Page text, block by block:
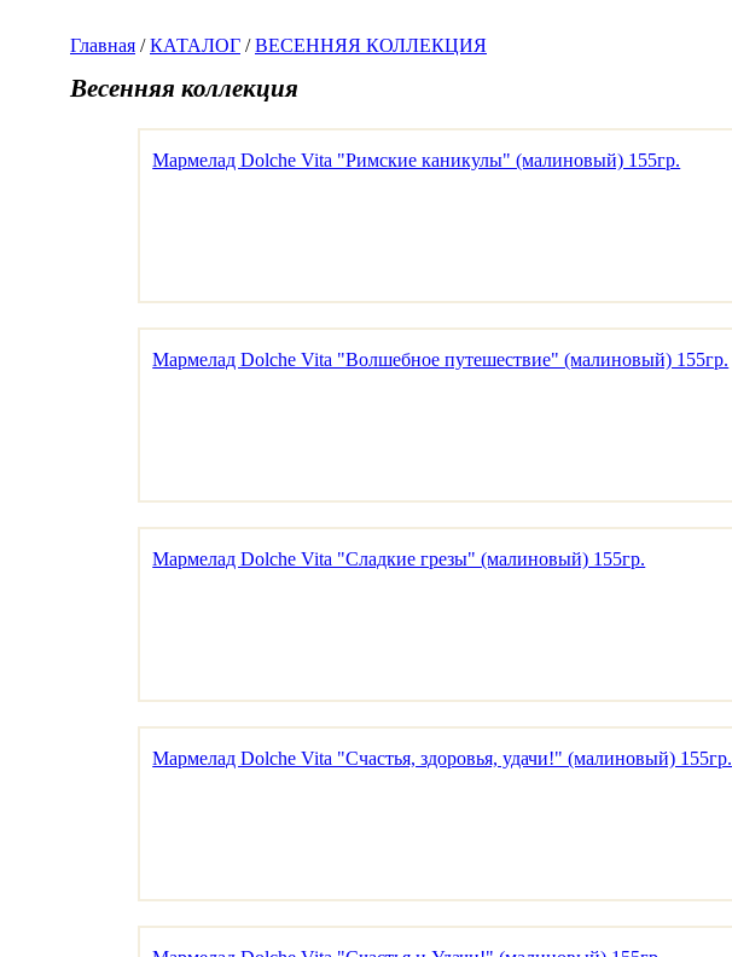
Главная /КАТАЛОГ /ВЕСЕННЯЯ КОЛЛЕКЦИЯ
Весенняя коллекция
Мармелад Dolche Vita "Римские каникулы" (малиновый) 155гр.
Мармелад Dolche Vita "Волшебное путешествие" (малиновый) 155гр.
Мармелад Dolche Vita "Сладкие грезы" (малиновый) 155гр.
Мармелад Dolche Vita "Счастья, здоровья, удачи!" (малиновый) 155гр.